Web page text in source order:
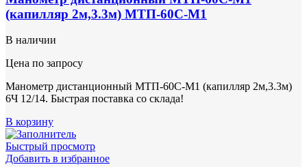
(капилляр 2м,3.3м) МТП-60С-М1
В наличии
Цена по запросу
Манометр дистанционный МТП-60С-М1 (капилляр 2м,3.3м)
6Ч 12/14. Быстрая поставка со склада!
В корзину
Быстрый просмотр
Добавить в избранное